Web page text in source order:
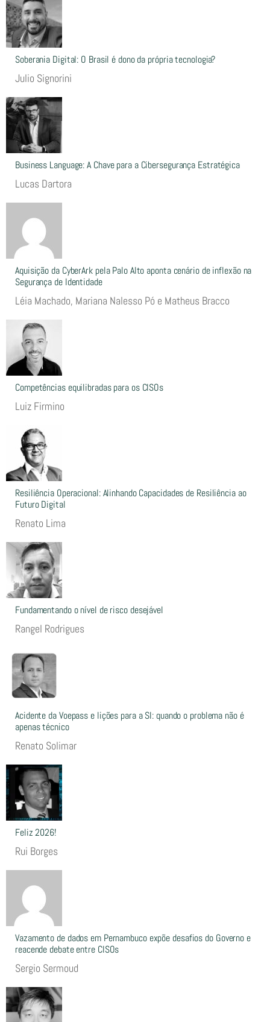
Soberania Digital: O Brasil é dono da própria tecnologia?
Julio Signorini
Business Language: A Chave para a Cibersegurança Estratégica
Lucas Dartora
Aquisição da CyberArk pela Palo Alto aponta cenário de inflexão na
Segurança de Identidade
Léia Machado, Mariana Nalesso Pó e Matheus Bracco
Competências equilibradas para os CISOs
Luiz Firmino
Resiliência Operacional: Alinhando Capacidades de Resiliência ao
Futuro Digital
Renato Lima
Fundamentando o nível de risco desejável
Rangel Rodrigues
Acidente da Voepass e lições para a SI: quando o problema não é
apenas técnico
Renato Solimar
Feliz 2026!
Rui Borges
Vazamento de dados em Pernambuco expõe desafios do Governo e
reacende debate entre CISOs
Sergio Sermoud